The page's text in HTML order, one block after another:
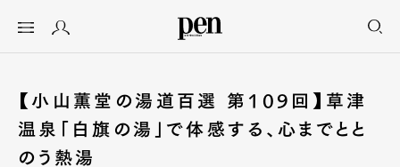
【小山薫堂の湯道百選 第109回】草津
温泉「白旗の湯」で体感する、心までとと
のう熱湯